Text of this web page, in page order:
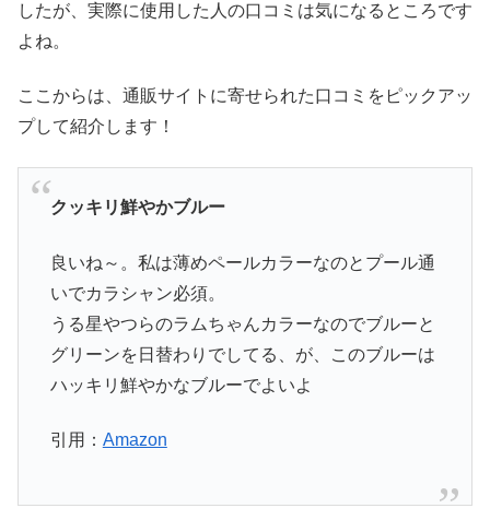
したが、実際に使用した人の口コミは気になるところです
よね。
ここからは、通販サイトに寄せられた口コミをピックアッ
プして紹介します！
クッキリ鮮やかブルー
良いね～。私は薄めペールカラーなのとプール通
いでカラシャン必須。
うる星やつらのラムちゃんカラーなのでブルーと
グリーンを日替わりでしてる、が、このブルーは
ハッキリ鮮やかなブルーでよいよ
引用： Amazon